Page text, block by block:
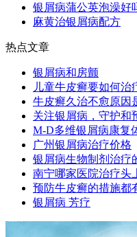
银屑病蒲公英泡澡好
麻黄治银屑病配方
热点文章
银屑病和房颤
儿童牛皮癣要如何治
牛皮癣久治不愈原因
关注银屑病，守护和
M-D多维银屑病康复
广州银屑病治疗价格
银屑病生物制剂治疗
南宁哪家医院治疗头
预防牛皮癣的措施都
银屑病 芳疗